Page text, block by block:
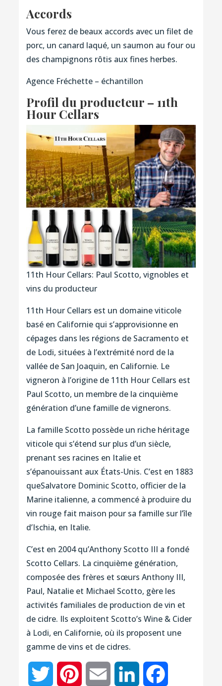
Accords
Vous ferez de beaux accords avec un filet de
porc, un canard laqué, un saumon au four ou
des champignons rôtis aux fines herbes.
Agence Fréchette – échantillon
Profil du producteur – 11th
Hour Cellars
11th Hour Cellars: Paul Scotto, vignobles et
vins du producteur
11th Hour Cellars est un domaine viticole
basé en Californie qui s’approvisionne en
cépages dans les régions de Sacramento et
de Lodi, situées à l’extrémité nord de la
vallée de San Joaquin, en Californie. Le
vigneron à l’origine de 11th Hour Cellars est
Paul Scotto, un membre de la cinquième
génération d’une famille de vignerons.
La famille Scotto possède un riche héritage
viticole qui s’étend sur plus d’un siècle,
prenant ses racines en Italie et
s’épanouissant aux États-Unis. C’est en 1883
queSalvatore Dominic Scotto, officier de la
Marine italienne, a commencé à produire du
vin rouge fait maison pour sa famille sur l’île
d’Ischia, en Italie.
C’est en 2004 qu’Anthony Scotto III a fondé
Scotto Cellars. La cinquième génération,
composée des frères et sœurs Anthony III,
Paul, Natalie et Michael Scotto, gère les
activités familiales de production de vin et
de cidre. Ils exploitent Scotto’s Wine & Cider
à Lodi, en Californie, où ils proposent une
gamme de vins et de cidres.
Twitter Pinterest Email LinkedIn